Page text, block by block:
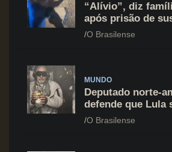
“Alívio”, diz
após prisão de
agressão na Asa
O Brasilense
MUNDO
Deputado norte-
defende que Lula
assim como
O Brasilense